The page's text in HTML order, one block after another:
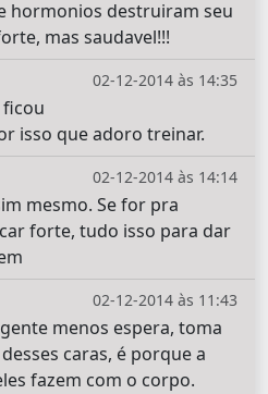
hormonios destruiram seu
mas saudavel!!!
02-12-2014 às 14:35
isso que adoro treinar.
02-12-2014 às 14:14
mesmo. Se for pra
forte, tudo isso para dar
02-12-2014 às 11:43
menos espera, toma
caras, é porque a
fazem com o corpo.